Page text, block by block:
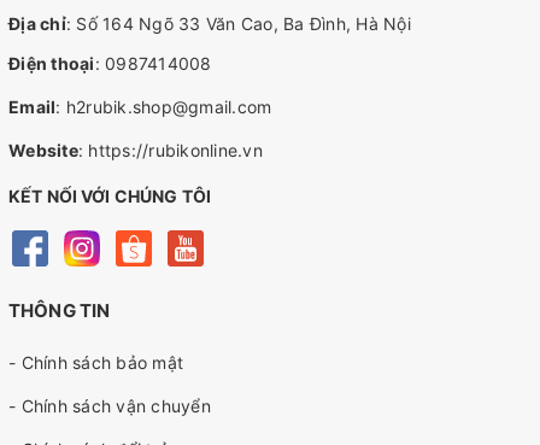
Địa chỉ: Số 164 Ngõ 33 Văn Cao, Ba Đình, Hà Nội
Điện thoại: 0987414008
Email: h2rubik.shop@gmail.com
Website: https://rubikonline.vn
KẾT NỐI VỚI CHÚNG TÔI
THÔNG TIN
- Chính sách bảo mật
- Chính sách vận chuyển